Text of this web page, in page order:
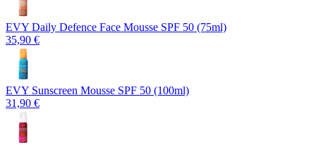
EVY Daily Defence Face Mousse SPF 50 (75ml)
35,90 €
EVY Sunscreen Mousse SPF 50 (100ml)
31,90 €